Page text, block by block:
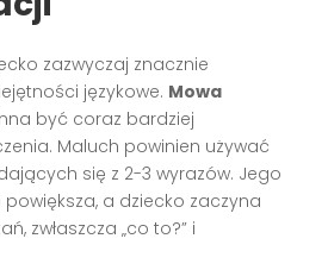
zazwyczaj znacznie
językowe. Mowa
być coraz bardziej
Maluch powinien używać
się z 2-3 wyrazów. Jego
powiększa, a dziecko zaczyna
zwłaszcza „co to?” i